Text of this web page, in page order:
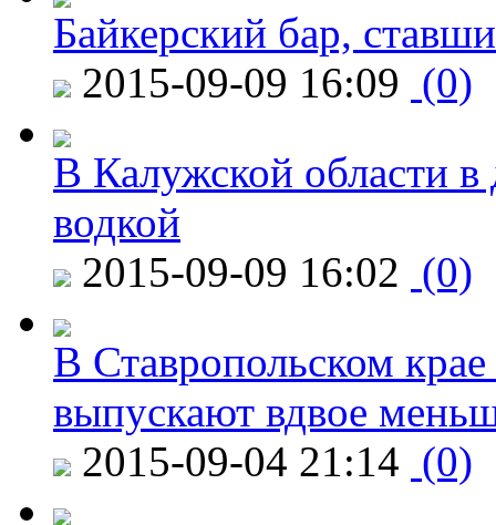
Байкерский бар,
2015-09-09 16:09 (0)
В Калужской области в
водкой
2015-09-09 16:02 (0)
В Ставропольском
выпускают вдвое
2015-09-04 21:14 (0)